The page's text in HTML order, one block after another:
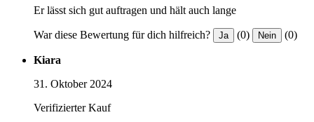
Er lässt sich gut auftragen und hält auch lange
War diese Bewertung für dich hilfreich? Ja (0) Nein (0)
Kiara
31. Oktober 2024
Verifizierter Kauf